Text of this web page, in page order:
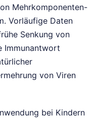
Mehrkomponenten-
Vorläufige Daten
Senkung von
Immunantwort
von Viren
bei Kindern